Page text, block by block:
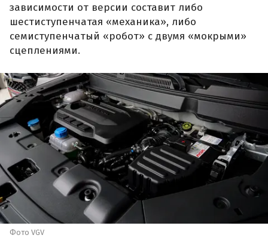
зависимости от версии составит либо
шестиступенчатая «механика», либо
семиступенчатый «робот» с двумя «мокрыми»
сцеплениями.
Фото VGV